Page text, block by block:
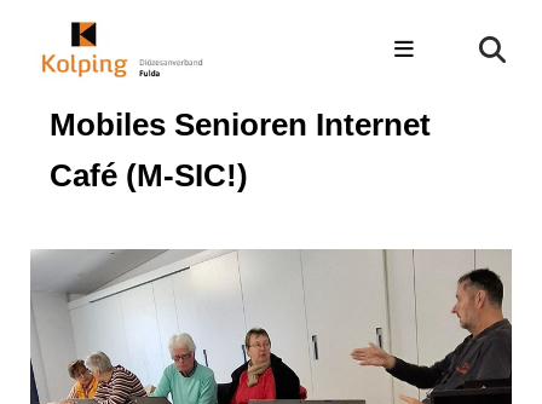
Mobiles Senioren Internet
Café (M-SIC!)